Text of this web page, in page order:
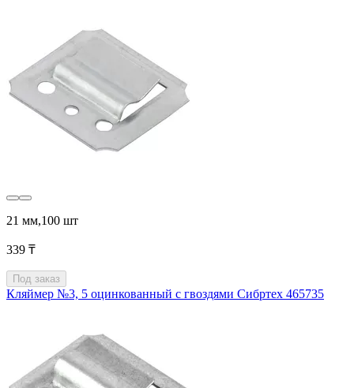
21 мм,100 шт
339 ₸
Под заказ
Кляймер №3, 5 оцинкованный с гвоздями Сибртех 465735